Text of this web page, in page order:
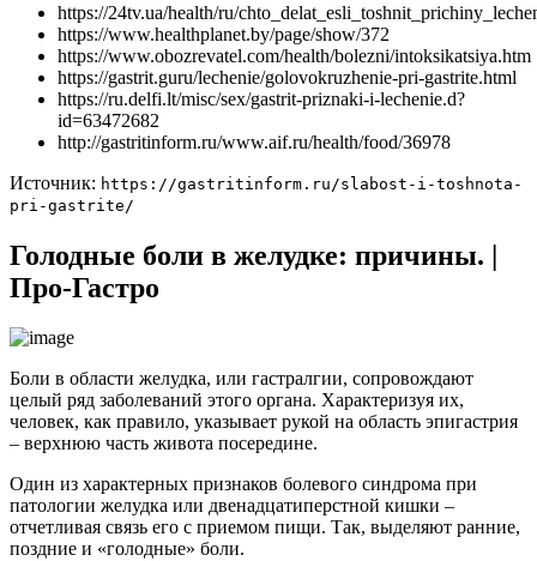
https://24tv.ua/health/ru/
https://www.healthplanet.by/page/show/372
https://www.obozrevatel.com/health/bolezni/intoksikatsiya.htm
https://gastrit.guru/lechenie/golovokruzhenie-pri-gastrite.html
https://ru.delfi.lt/misc/sex/gastrit-priznaki-i-lechenie.d?
id=63472682
http://gastritinform.ru/www.aif.ru/health/food/36978
Источник: https://gastritinform.ru/slabost-i-toshnota-
pri-gastrite/
Голодные боли в желудке: причины. |
Про-Гастро
Боли в области желудка, или гастралгии, сопровождают
целый ряд заболеваний этого органа. Характеризуя их,
человек, как правило, указывает рукой на область эпигастрия
– верхнюю часть живота посередине.
Один из характерных признаков болевого синдрома при
патологии желудка или двенадцатиперстной кишки –
отчетливая связь его с приемом пищи. Так, выделяют ранние,
поздние и «голодные» боли.